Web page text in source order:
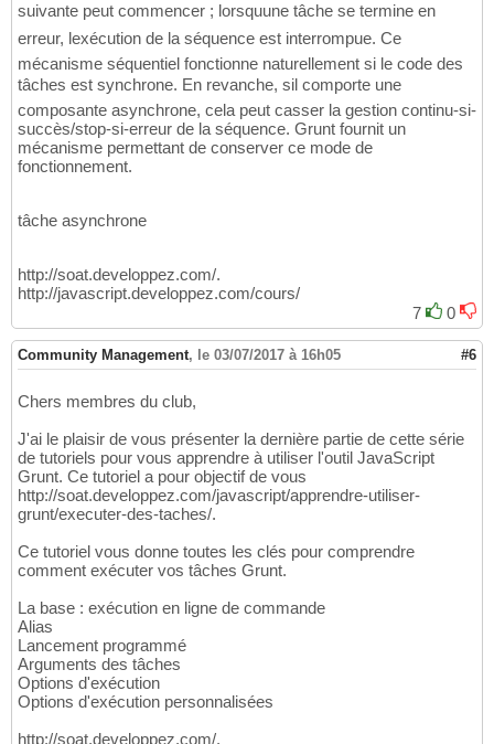
suivante peut commencer ; lorsquune tâche se termine en
erreur, lexécution de la séquence est interrompue. Ce
mécanisme séquentiel fonctionne naturellement si le code des
tâches est synchrone. En revanche, sil comporte une
composante asynchrone, cela peut casser la gestion continu-si-
succès/stop-si-erreur de la séquence. Grunt fournit un
mécanisme permettant de conserver ce mode de
fonctionnement.
tâche asynchrone
http://soat.developpez.com/.
http://javascript.developpez.com/cours/
7
0
Community Management, le 03/07/2017 à 16h05 #6
Chers membres du club,
J'ai le plaisir de vous présenter la dernière partie de cette série
de tutoriels pour vous apprendre à utiliser l'outil JavaScript
Grunt. Ce tutoriel a pour objectif de vous
http://soat.developpez.com/javascript/apprendre-utiliser-
grunt/executer-des-taches/.
Ce tutoriel vous donne toutes les clés pour comprendre
comment exécuter vos tâches Grunt.
La base : exécution en ligne de commande
Alias
Lancement programmé
Arguments des tâches
Options d'exécution
Options d'exécution personnalisées
http://soat.developpez.com/.